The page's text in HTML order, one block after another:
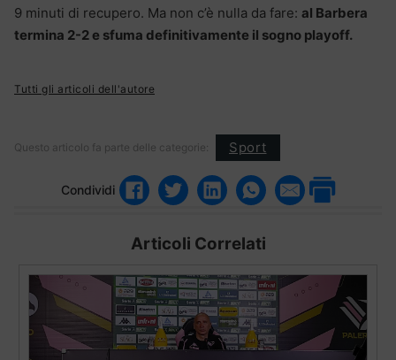
9 minuti di recupero. Ma non c’è nulla da fare: al Barbera
termina 2-2 e sfuma definitivamente il sogno playoff.
Tutti gli articoli dell'autore
Questo articolo fa parte delle categorie: Sport
Condividi
Articoli Correlati